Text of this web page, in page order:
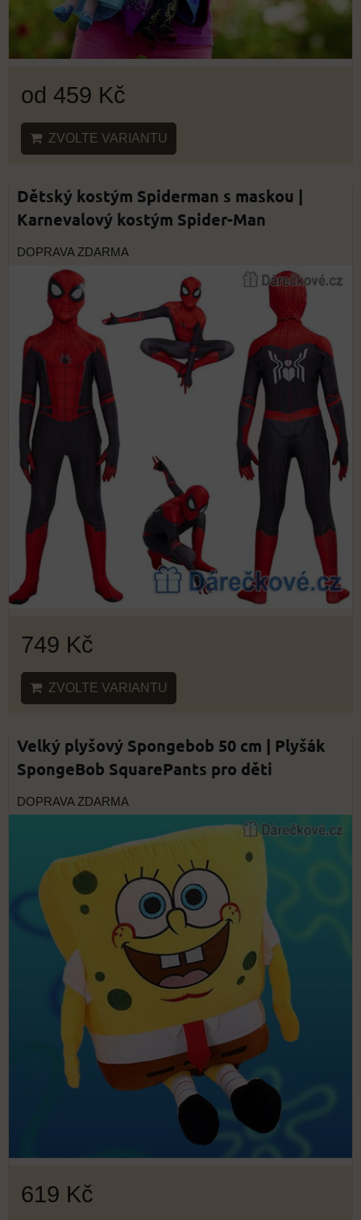
od 459 Kč
ZVOLTE VARIANTU
Dětský kostým Spiderman s maskou |
Karnevalový kostým Spider-Man
DOPRAVA ZDARMA
749 Kč
ZVOLTE VARIANTU
Velký plyšový Spongebob 50 cm | Plyšák
SpongeBob SquarePants pro děti
DOPRAVA ZDARMA
619 Kč